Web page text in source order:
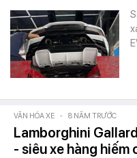
VĂN HÓA XE - 8 NĂM TRƯỚC
Lamborghini
- siêu xe hàng